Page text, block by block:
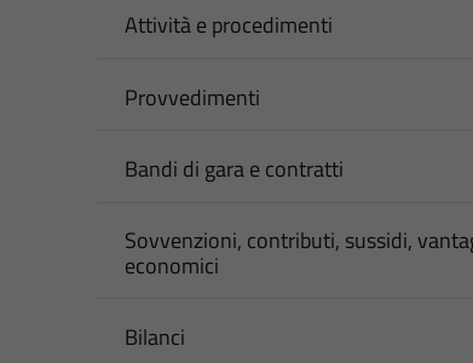
Attività e procedimenti
Provvedimenti
Bandi di gara e contratti
Sovvenzioni, contributi, sussidi,
economici
Bilanci